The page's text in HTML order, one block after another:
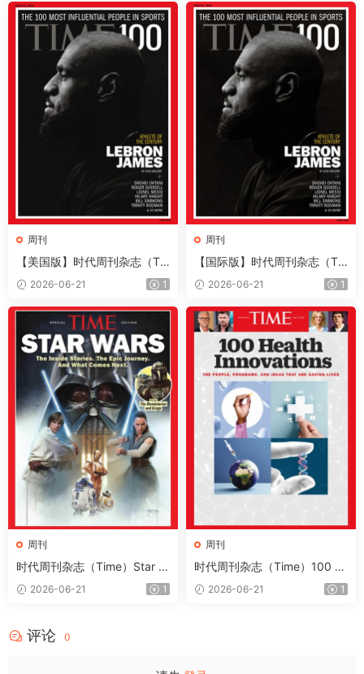
周刊
【美国版】时代周刊杂志（Ti
me）2026年6月22日
2026-06-21 1
周刊
【国际版】时代周刊杂志（Ti
me）2026年6月22日
2026-06-21 1
周刊
时代周刊杂志（Time）Star W
ars 2026
2026-06-21 1
周刊
时代周刊杂志（Time）100 H
ealth Innovations 2026
2026-06-21 1
评论 0